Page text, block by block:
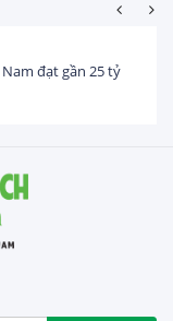
đạt gần 25 tỷ